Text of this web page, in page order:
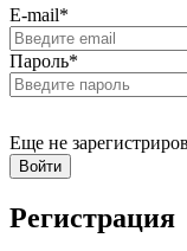
E-mail*
Пароль*
Еще не
Регистрация